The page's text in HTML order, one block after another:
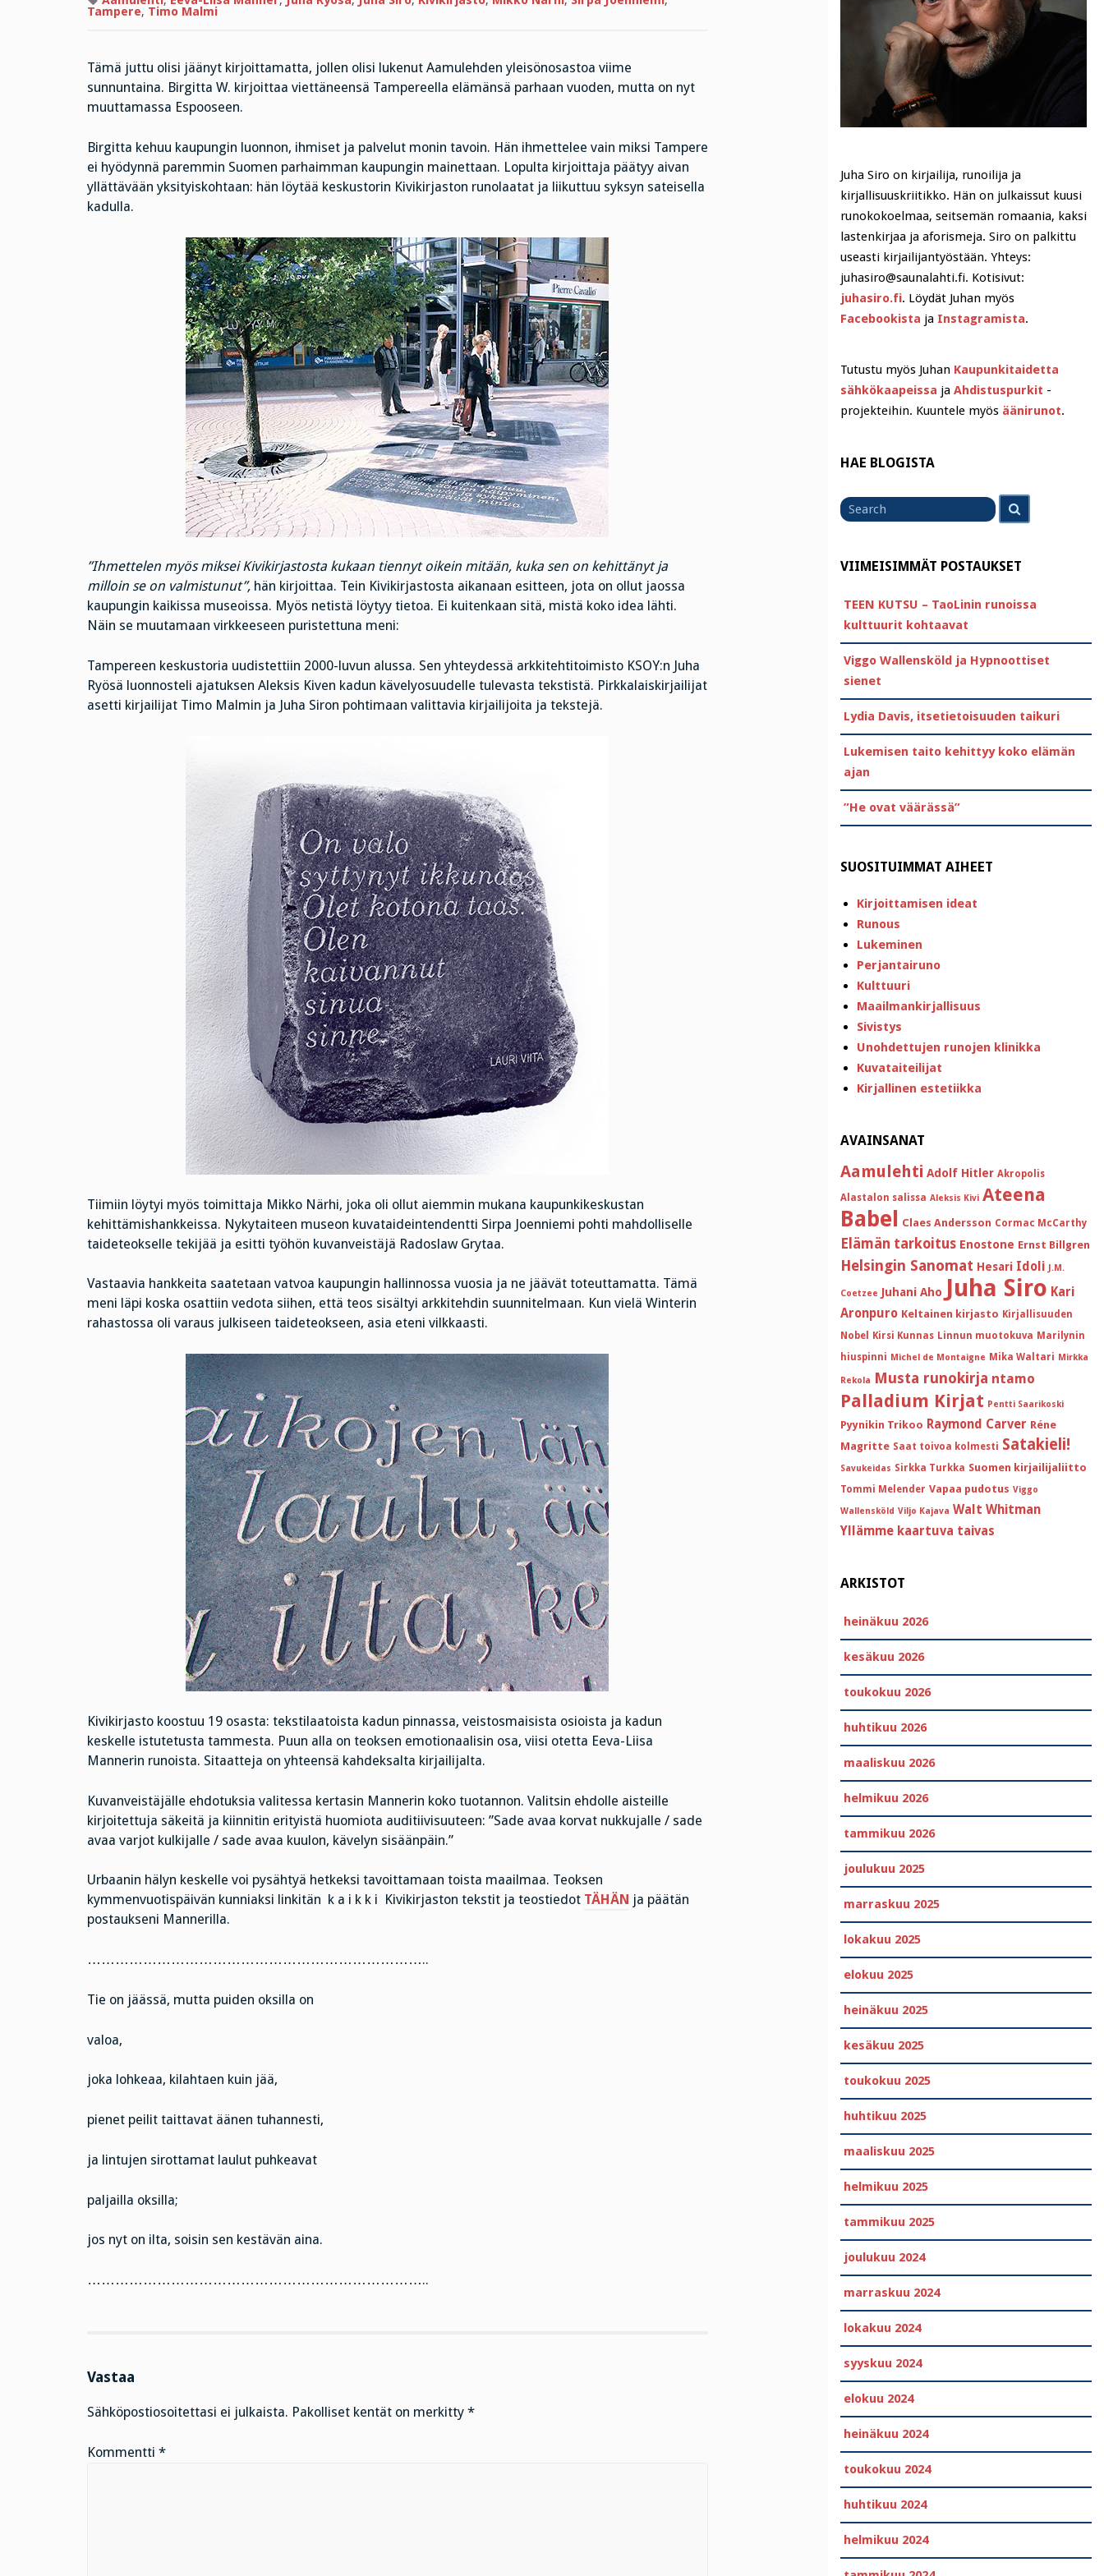
tuhannesti
Tampere, Timo Malmi
Tämä juttu olisi jäänyt kirjoittamatta, jollen olisi lukenut Aamulehden yleisönosastoa viime
sunnuntaina. Birgitta W. kirjoittaa viettäneensä Tampereella elämänsä parhaan vuoden, mutta on nyt
muuttamassa Espooseen.
Birgitta kehuu kaupungin luonnon, ihmiset ja palvelut monin tavoin. Hän ihmettelee vain miksi Tampere
ei hyödynnä paremmin Suomen parhaimman kaupungin mainettaan. Lopulta kirjoittaja päätyy aivan
yllättävään yksityiskohtaan: hän löytää keskustorin Kivikirjaston runolaatat ja liikuttuu syksyn sateisella
kadulla.
”Ihmettelen myös miksei Kivikirjastosta kukaan tiennyt oikein mitään, kuka sen on kehittänyt ja
milloin se on valmistunut”,hän kirjoittaa. Tein Kivikirjastosta aikanaan esitteen, jota on ollut jaossa
kaupungin kaikissa museoissa. Myös netistä löytyy tietoa. Ei kuitenkaan sitä, mistä koko idea lähti.
Näin se muutamaan virkkeeseen puristettuna meni:
Tampereen keskustoria uudistettiin 2000-luvun alussa. Sen yhteydessä arkkitehtitoimisto KSOY:n Juha
Ryösä luonnosteli ajatuksen Aleksis Kiven kadun kävelyosuudelle tulevasta tekstistä. Pirkkalaiskirjailijat
asetti kirjailijat Timo Malmin ja Juha Siron pohtimaan valittavia kirjailijoita ja tekstejä.
Tiimiin löytyi myös toimittaja Mikko Närhi, joka oli ollut aiemmin mukana kaupunkikeskustan
kehittämishankkeissa. Nykytaiteen museon kuvataideintendentti Sirpa Joenniemi pohti mahdolliselle
taideteokselle tekijää ja esitti työhön kuvanveistäjä Radoslaw Grytaa.
Vastaavia hankkeita saatetaan vatvoa kaupungin hallinnossa vuosia ja ne jäävät toteuttamatta. Tämä
meni läpi koska osattiin vedota siihen, että teos sisältyi arkkitehdin suunnitelmaan. Kun vielä Winterin
rahastossa oli varaus julkiseen taideteokseen, asia eteni vilkkaasti.
Kivikirjasto koostuu 19 osasta: tekstilaatoista kadun pinnassa, veistosmaisista osioista ja kadun
keskelle istutetusta tammesta. Puun alla on teoksen emotionaalisin osa, viisi otetta Eeva-Liisa
Mannerin runoista. Sitaatteja on yhteensä kahdeksalta kirjailijalta.
Kuvanveistäjälle ehdotuksia valitessa kertasin Mannerin koko tuotannon. Valitsin ehdolle aisteille
kirjoitettuja säkeitä ja kiinnitin erityistä huomiota auditiivisuuteen: ”Sade avaa korvat nukkujalle / sade
avaa varjot kulkijalle / sade avaa kuulon, kävelyn sisäänpäin.”
Urbaanin hälyn keskelle voi pysähtyä hetkeksi tavoittamaan toista maailmaa. Teoksen
kymmenvuotispäivän kunniaksi linkitän k a i k k i Kivikirjaston tekstit ja teostiedot TÄHÄN ja päätän
postaukseni Mannerilla.
………………………………………………………………..
Tie on jäässä, mutta puiden oksilla on
valoa,
joka lohkeaa, kilahtaen kuin jää,
pienet peilit taittavat äänen tuhannesti,
ja lintujen sirottamat laulut puhkeavat
paljailla oksilla;
jos nyt on ilta, soisin sen kestävän aina.
………………………………………………………………..
Vastaa
Sähköpostiosoitettasi ei julkaista. Pakolliset kentät on merkitty *
Kommentti *
Juha Siro on kirjailija, runoilija ja
kirjallisuuskriitikko. Hän on julkaissut kuusi
runokokoelmaa, seitsemän romaania, kaksi
lastenkirjaa ja aforismeja. Siro on palkittu
useasti kirjailijantyöstään. Yhteys:
juhasiro@saunalahti.fi. Kotisivut:
juhasiro.fi. Löydät Juhan myös
Facebookista ja Instagramista.
Tutustu myös Juhan Kaupunkitaidetta
sähkökaapeissa ja Ahdistuspurkit -
projekteihin. Kuuntele myös äänirunot.
HAE BLOGISTA
for
VIIMEISIMMÄT POSTAUKSET
TEEN KUTSU – TaoLinin runoissa
kulttuurit kohtaavat
Viggo Wallensköld ja Hypnoottiset
sienet
Lydia Davis, itsetietoisuuden taikuri
Lukemisen taito kehittyy koko elämän
ajan
”He ovat väärässä”
SUOSITUIMMAT AIHEET
Kirjoittamisen ideat
Runous
Lukeminen
Perjantairuno
Kulttuuri
Maailmankirjallisuus
Sivistys
Unohdettujen runojen klinikka
Kuvataiteilijat
Kirjallinen estetiikka
AVAINSANAT
Aamulehti Adolf Hitler Akropolis
Alastalon salissa Aleksis Kivi Ateena
Babel Claes Andersson Cormac McCarthy
Elämän tarkoitus Enostone Ernst Billgren
Helsingin Sanomat Hesari Idoli J.M.
Coetzee Juhani Aho Juha Siro Kari
Aronpuro Keltainen kirjasto Kirjallisuuden
Nobel
Kirsi Kunnas Linnun muotokuva Marilynin
hiuspinni Michel de Montaigne Mika Waltari Mirkka
Rekola Musta runokirja ntamo
Palladium Kirjat Pentti Saarikoski
Pyynikin Trikoo Raymond Carver Réne
Magritte Saat toivoa kolmesti Satakieli!
Savukeidas Sirkka Turkka Suomen kirjailijaliitto
Tommi Melender Vapaa pudotus Viggo
Wallensköld Viljo Kajava Walt Whitman
Yllämme kaartuva taivas
ARKISTOT
heinäkuu 2026
kesäkuu 2026
toukokuu 2026
huhtikuu 2026
maaliskuu 2026
helmikuu 2026
tammikuu 2026
joulukuu 2025
marraskuu 2025
lokakuu 2025
elokuu 2025
heinäkuu 2025
kesäkuu 2025
toukokuu 2025
huhtikuu 2025
maaliskuu 2025
helmikuu 2025
tammikuu 2025
joulukuu 2024
marraskuu 2024
lokakuu 2024
syyskuu 2024
elokuu 2024
heinäkuu 2024
toukokuu 2024
huhtikuu 2024
helmikuu 2024